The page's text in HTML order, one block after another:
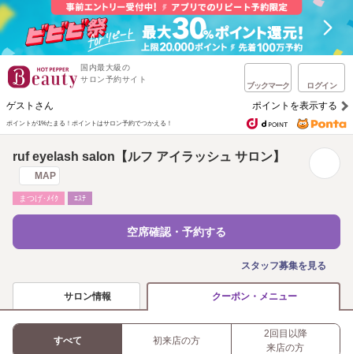
国内最大級の
サロン予約サイト
ブックマーク ログイン
ゲストさん ポイントを表示する
ポイントが1%たまる！ ポイントはサロン予約でつかえる！
ruf eyelash salon【ルフ アイラッシュ サロン】
MAP
まつげ･ﾒｲｸ ｴｽﾃ
空席確認・予約する
スタッフ募集を見る
サロン情報 クーポン・メニュー
すべて 初来店の方
2回目以降
来店の方